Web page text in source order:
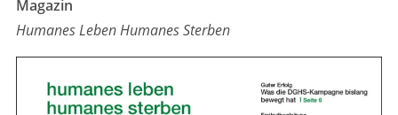
Magazin
Humanes Leben Humanes Sterben